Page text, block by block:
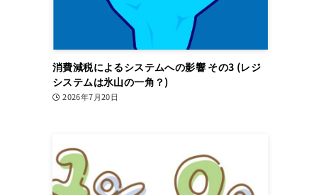
消費減税によるシステムへの影響 その3 (レジ
システムは氷山の一角？)
2026年7月20日